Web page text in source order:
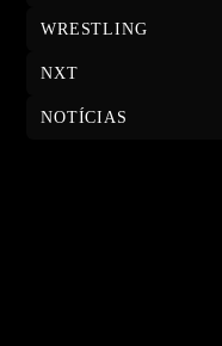
WRESTLING
NXT
NOTÍCIAS